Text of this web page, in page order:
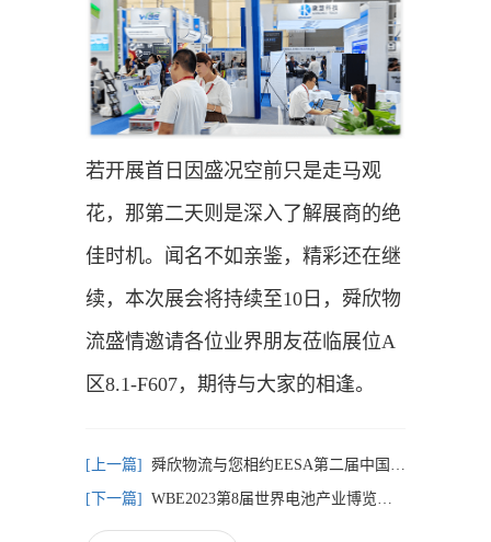
若开展首日因盛况空前只是走马观
花，那第二天则是深入了解展商的绝
佳时机。闻名不如亲鉴，精彩还在继
续，本次展会将持续至10日，舜欣物
流盛情邀请各位业界朋友莅临展位A
区8.1-F607，期待与大家的相逢。
舜欣物流与您相约EESA第二届中国国际储能展览会暨第十届中国国际光储充大会
WBE2023第8届世界电池产业博览会暨亚太电池展-舜欣物流